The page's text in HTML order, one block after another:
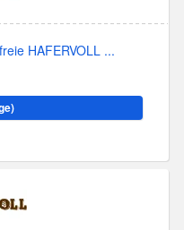
HAFERVOLL ...